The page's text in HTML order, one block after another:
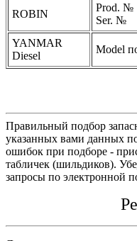
ROBIN
Prod. №
Ser. №
YANMAR
Diesel
Model
Правильный подбор
указанных вами данных
ошибок при подборе -
табличек (шильдиков).
запросы по электронной